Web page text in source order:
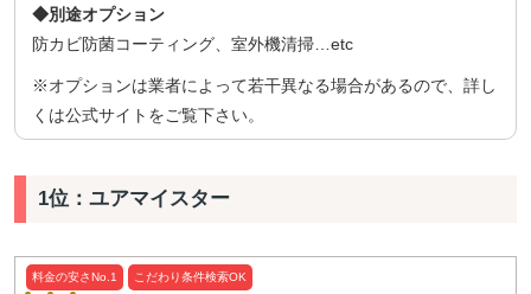
◆別途オプション
防カビ防菌コーティング、室外機清掃…etc
※オプションは業者によって若干異なる場合があるので、詳し
くは公式サイトをご覧下さい。
1位：ユアマイスター
料金の安さNo.1 こだわり条件検索OK